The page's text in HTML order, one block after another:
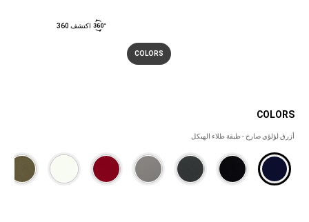
اكتشف 360
COLORS
COLORS
أزرق لؤلؤي صارخ - طبقة طلاء الهيكل
COLORS